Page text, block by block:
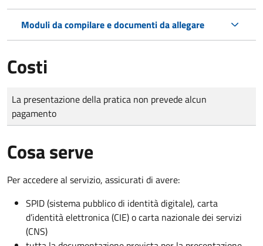
Moduli da compilare e documenti da allegare
Costi
Tipo di pagamento
Importo
La presentazione della pratica non prevede alcun
pagamento
Cosa serve
Per accedere al servizio, assicurati di avere:
SPID (sistema pubblico di identità digitale), carta
d’identità elettronica (CIE) o carta nazionale dei servizi
(CNS)